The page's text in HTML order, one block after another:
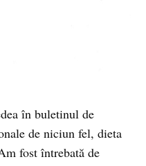
în buletinul de
de niciun fel, dieta
fost întrebată de